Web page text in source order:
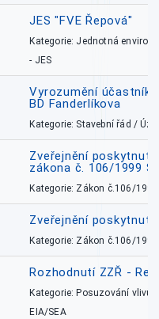
JES "FVE Řepová"
Kategorie: Jednotná
- JES
Vyrozumění
BD Fanderlíkova
Kategorie: Stavební řád /
Zveřejnění
zákona č. 106/1999
Kategorie: Zákon č.106/1999
Zveřejnění
Kategorie: Zákon č.106/1999
Rozhodnutí ZZŘ -
Kategorie: Posuzování vlivů
EIA/SEA